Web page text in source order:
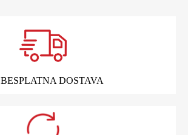
BESPLATNA DOSTAVA